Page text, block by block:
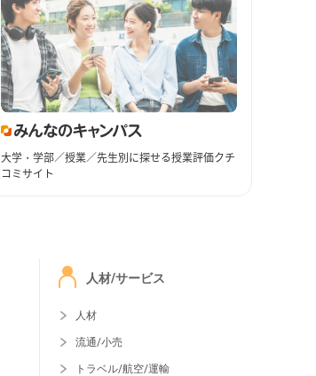
大学・学部／授業／先生別に探せる授業評価クチ
コミサイト
人材/サービス
人材
流通/小売
トラベル/航空/運輸